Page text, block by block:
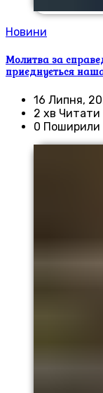
Новини
Молитва за
приєднується
16 Липня,
2 хв Читати
0 Поширили